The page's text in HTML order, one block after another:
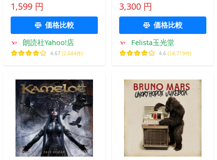
版 第94号
1,599 円
価格比較
朗読社Yahoo!店
4.67 (2,684件)
3,300 円
価格比較
Felista玉光堂
4.6 (14,719件)